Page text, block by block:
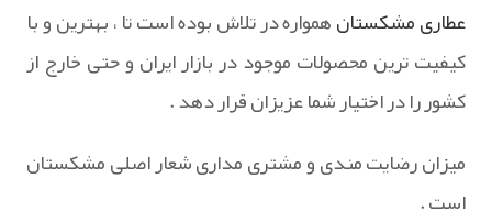
عطاری مشکستانهمواره در تلاش بوده است تا ، بهترین و با
کیفیت ترین محصولات موجود در بازار ایران و حتی خارج از
کشور را در اختیار شما عزیزان قرار دهد .
میزان رضایت مندی و مشتری مداری شعار اصلی مشکستان
است .